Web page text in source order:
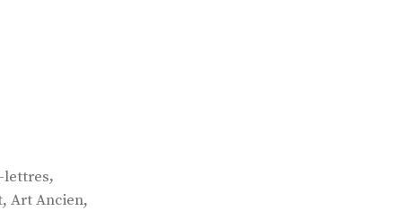
lettres,
, Art Ancien,